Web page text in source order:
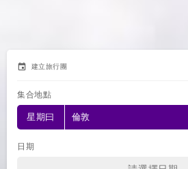
event 建立旅行團
集合地點
星期曰 倫敦
日期